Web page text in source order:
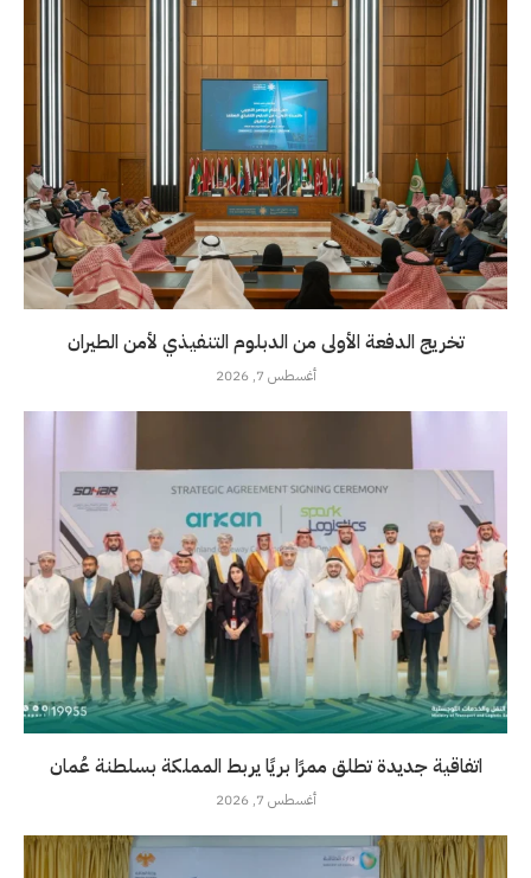
تخريج الدفعة الأولى من الدبلوم التنفيذي لأمن الطيران
أغسطس 7, 2026
اتفاقية جديدة تطلق ممرًا بريًا يربط المملكة بسلطنة عُمان
أغسطس 7, 2026